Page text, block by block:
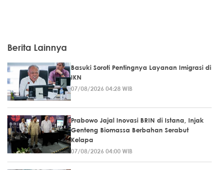
Berita Lainnya
Basuki Soroti Pentingnya Layanan Imigrasi di
IKN
07/08/2026 04:28 WIB
Prabowo Jajal Inovasi BRIN di Istana, Injak
Genteng Biomassa Berbahan Serabut
Kelapa
07/08/2026 04:00 WIB